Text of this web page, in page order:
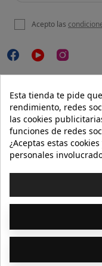
NUESTRA WEB
AYUDA
INFORMACIÓN
Acepto las
Esta tienda te pide
rendimiento, redes
las cookies
funciones de redes
¿Aceptas estas
personales